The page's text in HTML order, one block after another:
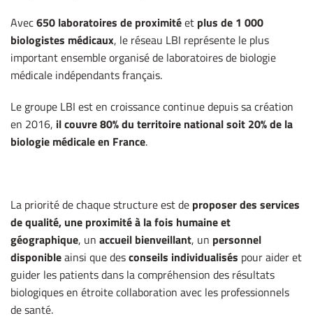
Avec650 laboratoires de proximitéet plus de 1 000
biologistes médicaux, le réseau LBI représente le plus
important ensemble organisé de laboratoires de biologie
médicale indépendants français.
Le groupe LBI est en croissance continue depuis sa création
en 2016, il couvre 80% du territoire national soit 20% de la
biologie médicale en France.
La priorité de chaque structure est de proposer des services
de qualité, une proximité à la fois humaine et
géographique, un accueil bienveillant, un personnel
disponibleainsi que desconseils individualisés pour aider et
guider les patients dans la compréhension des résultats
biologiques en étroite collaboration avec les professionnels
de santé.